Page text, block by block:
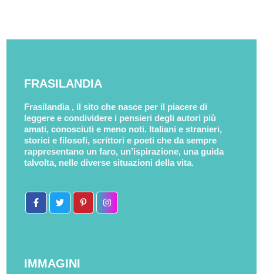
FRASILANDIA
Frasilandia , il sito che nasce per il piacere di
leggere e condividere i pensieri degli autori più
amati, conosciuti e meno noti. Italiani e stranieri,
storici e filosofi, scrittori e poeti che da sempre
rappresentano un faro, un’ispirazione, una guida
talvolta, nelle diverse situazioni della vita.
IMMAGINI